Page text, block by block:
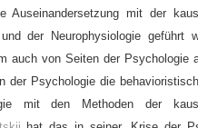
Auseinandersetzung mit der
der Neurophysiologie geführt
auch von Seiten der Psychologie
der Psychologie die
mit den Methoden der